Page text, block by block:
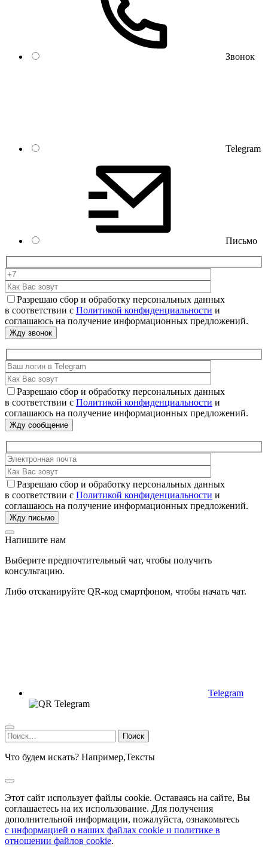
Звонок
Telegram
Письмо
Разрешаю сбор и обработку персональных данных
в соответствии с Политикой конфиденциальности и
соглашаюсь на получение информационных предложений.
Разрешаю сбор и обработку персональных данных
в соответствии с Политикой конфиденциальности и
соглашаюсь на получение информационных предложений.
Разрешаю сбор и обработку персональных данных
в соответствии с Политикой конфиденциальности и
соглашаюсь на получение информационных предложений.
Напишите нам
Выберите предпочтительный чат, чтобы получить
консультацию.
Либо отсканируйте QR-код смартфоном, чтобы начать чат.
Telegram
Найти:
Что будем искать? Например,Тексты
Этот сайт использует файлы cookie. Оставаясь на сайте, Вы
соглашаетесь на их использование. Для получения
дополнительной информации, пожалуйста, ознакомьтесь
с информацией о наших файлах cookie и политике в
отношении файлов cookie.